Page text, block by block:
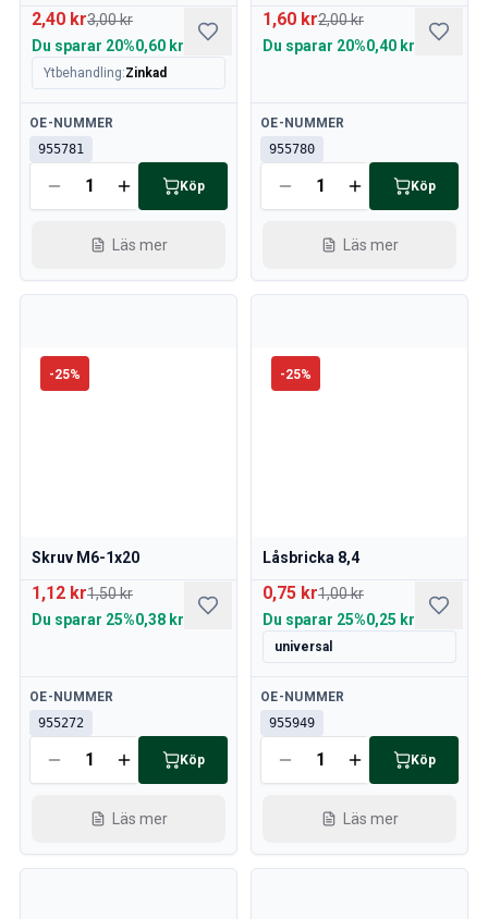
2,40 kr3,00 kr
Du sparar 20%0,60 kr
Ytbehandling:Zinkad
Tillgänglig
OE-NUMMER
955781
Köp
Läs mer
1,60 kr2,00 kr
Du sparar 20%0,40 kr
Tillgänglig
OE-NUMMER
955780
Köp
Läs mer
-25%
Skruv M6-1x20
1,12 kr1,50 kr
Du sparar 25%0,38 kr
Tillgänglig
OE-NUMMER
955272
Köp
Läs mer
-25%
Låsbricka 8,4
0,75 kr1,00 kr
Du sparar 25%0,25 kr
universal
Tillgänglig
OE-NUMMER
955949
Köp
Läs mer